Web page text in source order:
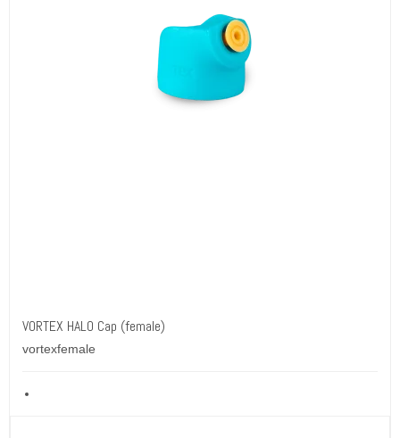
VORTEX HALO Cap (female)
vortexfemale